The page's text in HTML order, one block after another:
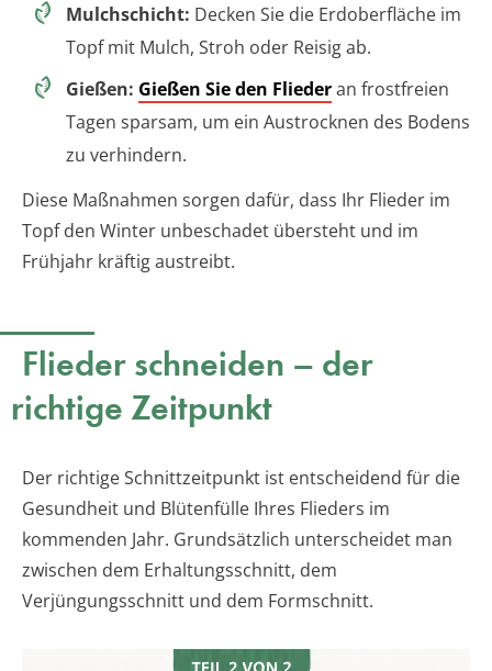
Mulchschicht: Decken Sie die Erdoberfläche im
Topf mit Mulch, Stroh oder Reisig ab.
Gießen: Gießen Sie den Fliederan frostfreien
Tagen sparsam, um ein Austrocknen des Bodens
zu verhindern.
Diese Maßnahmen sorgen dafür, dass Ihr Flieder im
Topf den Winter unbeschadet übersteht und im
Frühjahr kräftig austreibt.
Flieder schneiden – der
richtige Zeitpunkt
Der richtige Schnittzeitpunkt ist entscheidend für die
Gesundheit und Blütenfülle Ihres Flieders im
kommenden Jahr. Grundsätzlich unterscheidet man
zwischen dem Erhaltungsschnitt, dem
Verjüngungsschnitt und dem Formschnitt.